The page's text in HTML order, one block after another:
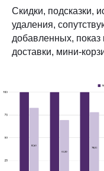
Скидки, подсказки,
удаления,
добавленных,
доставки, мини-